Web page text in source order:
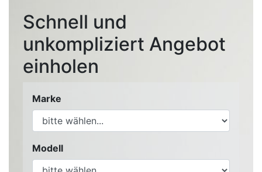
Schnell und
unkompliziert Angebot
einholen
Marke
Modell